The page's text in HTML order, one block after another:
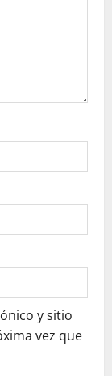
y sitio
vez que